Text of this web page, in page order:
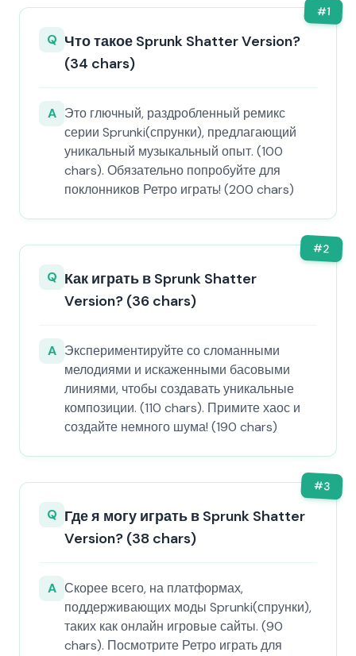
#1
Q Что такое Sprunk Shatter Version?
(34 chars)
A Это глючный, раздробленный ремикс
серии Sprunki(спрунки), предлагающий
уникальный музыкальный опыт. (100
chars). Обязательно попробуйте для
поклонников Ретро играть! (200 chars)
#2
Q Как играть в Sprunk Shatter
Version? (36 chars)
A Экспериментируйте со сломанными
мелодиями и искаженными басовыми
линиями, чтобы создавать уникальные
композиции. (110 chars). Примите хаос и
создайте немного шума! (190 chars)
#3
Q Где я могу играть в Sprunk Shatter
Version? (38 chars)
A Скорее всего, на платформах,
поддерживающих моды Sprunki(спрунки),
таких как онлайн игровые сайты. (90
chars). Посмотрите Ретро играть для